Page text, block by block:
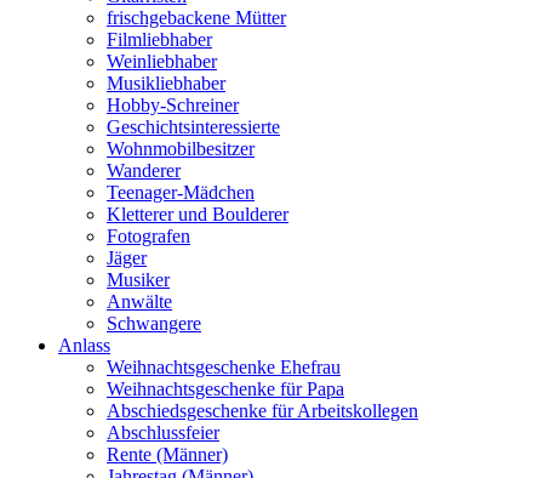
frischgebackene Mütter
Filmliebhaber
Weinliebhaber
Musikliebhaber
Hobby-Schreiner
Geschichtsinteressierte
Wohnmobilbesitzer
Wanderer
Teenager-Mädchen
Kletterer und Boulderer
Fotografen
Jäger
Musiker
Anwälte
Schwangere
Anlass
Weihnachtsgeschenke Ehefrau
Weihnachtsgeschenke für Papa
Abschiedsgeschenke für Arbeitskollegen
Abschlussfeier
Rente (Männer)